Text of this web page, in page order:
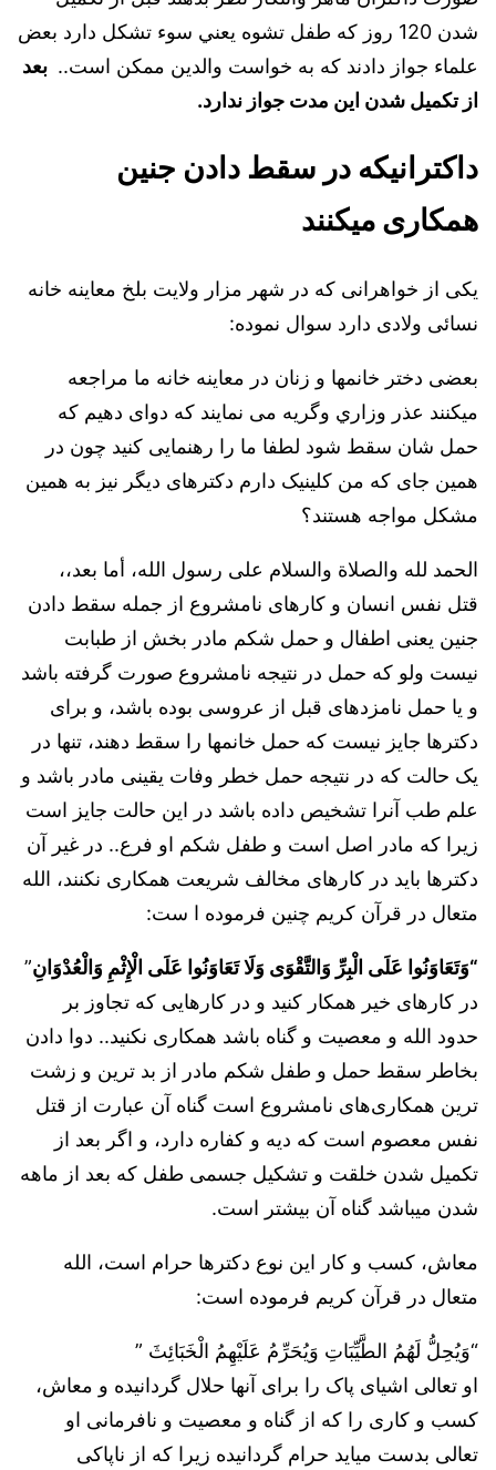
شدن 120 روز كه طفل تشوه يعني سوء تشكل دارد بعض
علماء جواز دادند كه به خواست والدين ممكن است.. بعد
از تكميل شدن اين مدت جواز ندارد.
داکترانیکه در سقط دادن جنین
همکاری میکنند
يكی از خواهرانی كه در شهر مزار ولايت بلخ معاينه خانه
نسائی ولادی دارد سوال نموده:
بعضی دختر خانمها و زنان در معاينه خانه ما مراجعه
ميكنند عذر وزاري وگريه می نمایند كه دوای دهيم كه
حمل شان سقط شود لطفا ما را رهنمايی کنید چون در
همين جای كه من كلينيک دارم دکترهای ديگر نيز به همين
مشكل مواجه هستند؟
الحمد لله والصلاة والسلام على رسول الله، أما بعد،،
قتل نفس انسان و كارهای نامشروع از جمله سقط دادن
جنین يعنی اطفال و حمل شكم مادر بخش از طبابت
نيست ولو كه حمل در نتيجه نامشروع صورت گرفته باشد
و يا حمل نامزدهای قبل از عروسی بوده باشد، و برای
دكترها جايز نيست كه حمل خانمها را سقط دهند، تنها در
يک حالت كه در نتيجه حمل خطر وفات يقينی مادر باشد و
علم طب آنرا تشخيص داده باشد در اين حالت جايز است
زيرا كه مادر اصل است و طفل شكم او فرع.. در غير آن
دكترها بايد در كارهای مخالف شريعت همكاری نكنند، الله
متعال در قرآن كريم چنين فرموده ا ست:
“وَتَعَاوَنُوا عَلَى الْبِرِّ وَالتَّقْوَى وَلَا تَعَاوَنُوا عَلَى الْإِثْمِ وَالْعُدْوَانِ”
در كارهای خير همكار کنید و در كارهایی كه تجاوز بر
حدود الله و معصيت و گناه باشد همكاری نكنيد.. دوا دادن
بخاطر سقط حمل و طفل شكم مادر از بد ترين و زشت
ترين همكاری‌های نامشروع است گناه آن عبارت از قتل
نفس معصوم است كه ديه و كفاره دارد، و اگر بعد از
تكميل شدن خلقت و تشكیل جسمی طفل كه بعد از ماهه
شدن ميباشد گناه آن بيشتر است.
معاش، كسب و كار اين نوع دكترها حرام است، الله
متعال در قرآن كريم فرموده است:
“وَيُحِلُّ لَهُمُ الطَّيِّبَاتِ وَيُحَرِّمُ عَلَيْهِمُ الْخَبَائِثَ ”
او تعالى اشيای پاک را برای آنها حلال گردانيده و معاش،
كسب و كاری را كه از گناه و معصيت و نافرمانی او
تعالى بدست ميايد حرام گردانيده زیرا که از ناپاکی